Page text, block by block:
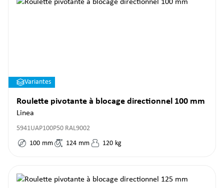
Variantes
Roulette pivotante à blocage directionnel 100 mm
Linea
5941UAP100P50 RAL9002
100 mm 124 mm 120 kg